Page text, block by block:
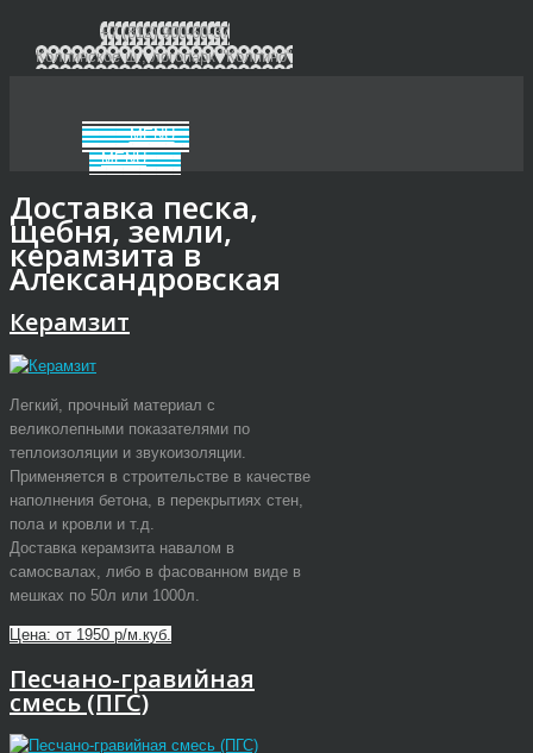
+7 (812) 900-60-37
Колпинское ш., логопарк "Колпино"
MENU
MENU
Доставка песка,
щебня, земли,
керамзита в
Александровская
Керамзит
Легкий, прочный материал с
великолепными показателями по
теплоизоляции и звукоизоляции.
Применяется в строительстве в качестве
наполнения бетона, в перекрытиях стен,
пола и кровли и т.д.
Доставка керамзита навалом в
самосвалах, либо в фасованном виде в
мешках по 50л или 1000л.
Цена: от 1950 р/м.куб.
Песчано-гравийная
смесь (ПГС)